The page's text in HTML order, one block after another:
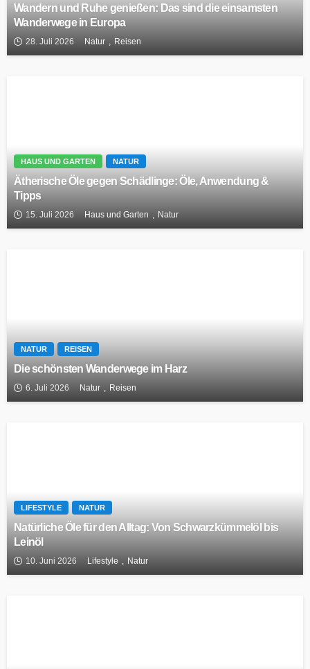
Wandern und Ruhe genießen: Das sind die einsamsten
Wanderwege in Europa
28. Juli 2026 Natur Reisen
HAUS UND GARTEN NATUR
Ätherische Öle gegen Schädlinge: Öle, Anwendung &
Tipps
15. Juli 2026 Haus und Garten Natur
NATUR REISEN
Die schönsten Wanderwege im Harz
6. Juli 2026 Natur Reisen
LIFESTYLE NATUR
Natürliche Öle für den Alltag: Von Schwarzkümmelöl bis
Leinöl
10. Juni 2026 Lifestyle Natur